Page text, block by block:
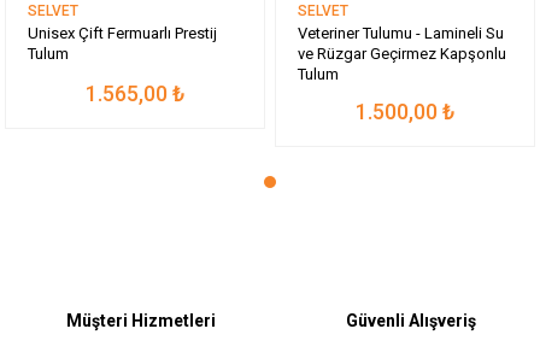
SELVET
Unisex Çift Fermuarlı Prestij
Tulum
1.565,00 ₺
SELVET
Veteriner Tulumu - Lamineli Su
ve Rüzgar Geçirmez Kapşonlu
Tulum
1.500,00 ₺
Müşteri Hizmetleri Güvenli Alışveriş